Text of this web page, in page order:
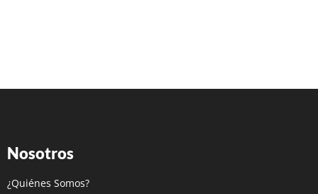
Nosotros
¿Quiénes Somos?